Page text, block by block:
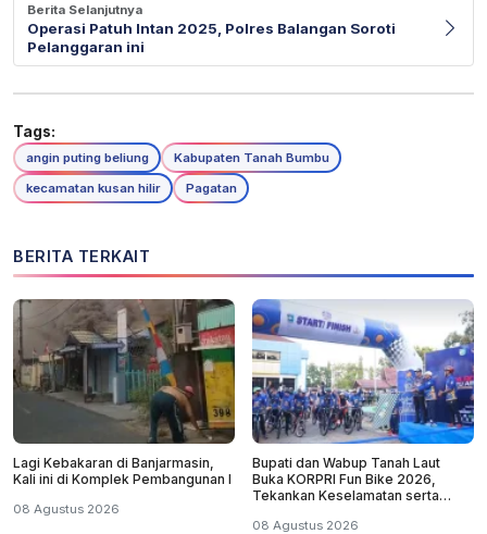
Berita Selanjutnya
Operasi Patuh Intan 2025, Polres Balangan Soroti
Pelanggaran ini
Tags:
angin puting beliung
Kabupaten Tanah Bumbu
kecamatan kusan hilir
Pagatan
BERITA TERKAIT
Lagi Kebakaran di Banjarmasin,
Kali ini di Komplek Pembangunan I
08 Agustus 2026
Bupati dan Wabup Tanah Laut
Buka KORPRI Fun Bike 2026,
Tekankan Keselamatan serta
08 Agustus 2026